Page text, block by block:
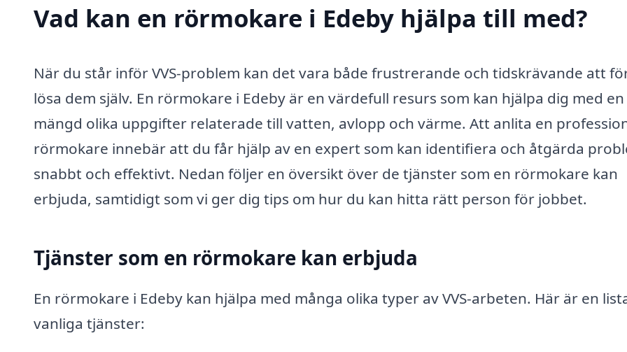
Vad kan en rörmokare i Edeby hjälpa till med?
När du står inför VVS-problem kan det vara både frustrerande och tidskrävande att
lösa dem själv. En rörmokare i Edeby är en värdefull resurs som kan hjälpa dig med en
mängd olika uppgifter relaterade till vatten, avlopp och värme. Att anlita en
rörmokare innebär att du får hjälp av en expert som kan identifiera och åtgärda
snabbt och effektivt. Nedan följer en översikt över de tjänster som en rörmokare kan
erbjuda, samtidigt som vi ger dig tips om hur du kan hitta rätt person för jobbet.
Tjänster som en rörmokare kan erbjuda
En rörmokare i Edeby kan hjälpa med många olika typer av VVS-arbeten. Här är en
vanliga tjänster: